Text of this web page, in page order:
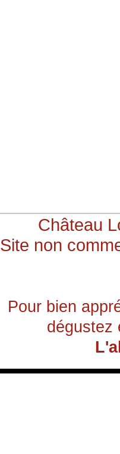
Château
Site non
Pour bien
dégustez